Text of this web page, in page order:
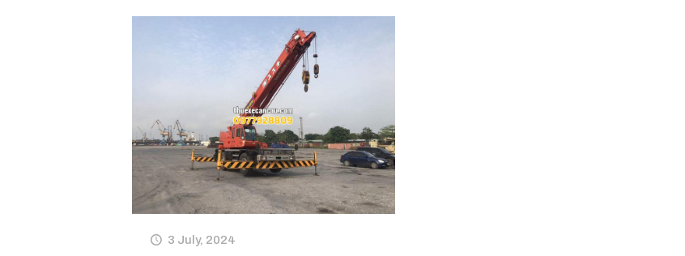
3 July, 2024